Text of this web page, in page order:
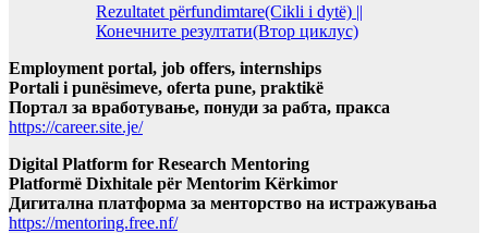
Rezultatet përfundimtare(Cikli i dytë) ||
Конечните резултати(Втор циклус)
Employment portal, job offers, internships
Portali i punësimeve, oferta pune, praktikë
Портал за вработување, понуди за рабта, пракса
https://career.site.je/
Digital Platform for Research Mentoring
Platformë Dixhitale për Mentorim Kërkimor
Дигитална платформа за менторство на истражувања
https://mentoring.free.nf/